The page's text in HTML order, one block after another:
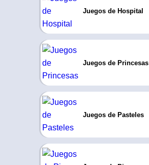
Juegos de Hospital
Juegos de Princesas
Juegos de Pasteles